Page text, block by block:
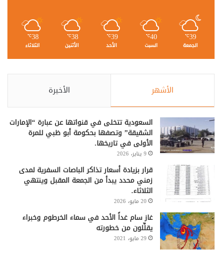
39
℃
الجمعة
40
℃
السبت
39
℃
الأحد
38
℃
الأثنين
38
℃
الثلاثاء
الأشهر الأخيرة
السعودية تتخلى في قنواتها عن عبارة “الإمارات
الشقيقة” وتصفها بحكومة أبو ظبي للمرة
الأولى في تاريخها.
9 يناير، 2026
قرار بزيادة أسعار تذاكر الباصات السفرية لمدى
زمني محدد يبدأ من الجمعة المقبل وينتهي
الثلاثاء.
20 مايو، 2026
غاز سام غداً الأحد في سماء الخرطوم وخبراء
يقلِّلون من خطورته
29 مايو، 2021